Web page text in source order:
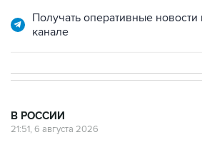
Получать оперативные
канале
В РОССИИ
21:51, 6 августа 2026